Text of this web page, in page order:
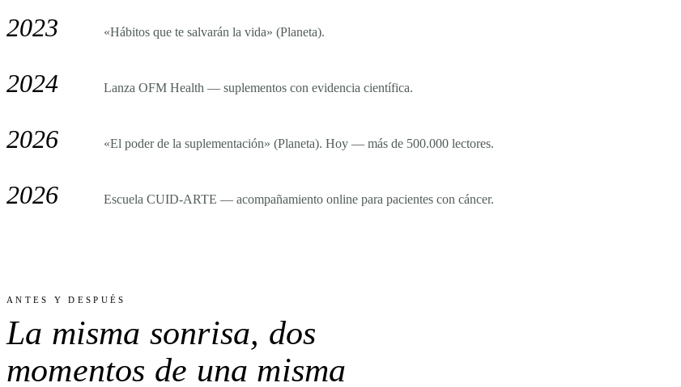
2023 «Hábitos que te salvarán la vida» (Planeta).
2024 Lanza OFM Health — suplementos con evidencia científica.
2026 «El poder de la suplementación» (Planeta). Hoy — más de 500.000 lectores.
2026 Escuela CUID-ARTE — acompañamiento online para pacientes con cáncer.
ANTES Y DESPUÉS
La misma sonrisa, dos
momentos de una misma